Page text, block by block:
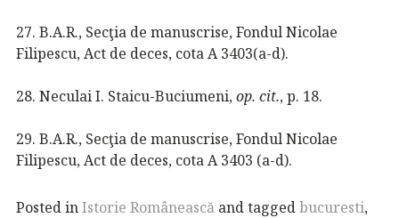
27. B.A.R., Secţia de manuscrise, Fondul Nicolae
Filipescu, Act de deces, cota A 3403(a-d).
28. Neculai I. Staicu-Buciumeni, op. cit., p. 18.
29. B.A.R., Secţia de manuscrise, Fondul Nicolae
Filipescu, Act de deces, cota A 3403 (a-d).
Posted inIstorie Românească and taggedbucuresti,